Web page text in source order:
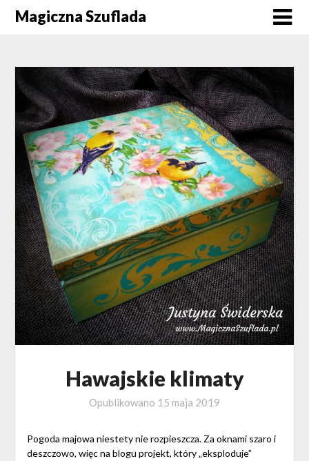
SkipMagiczna Szuflada
Hawajskie klimaty
Opublikowano 15 maja 2019
Pogoda majowa niestety nie rozpieszcza. Za oknami szaro i
deszczowo, więc na blogu projekt, który „eksploduje”